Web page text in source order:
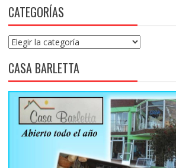
CATEGORÍAS
Categorías
CASA BARLETTA